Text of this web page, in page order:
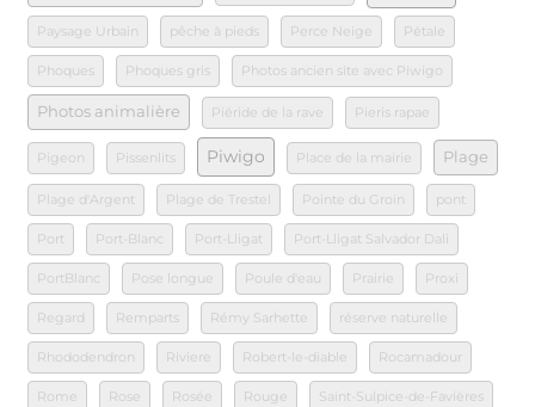
Paysage Urbain pêche à pieds Perce Neige Pétale
Phoques Phoques gris Photos ancien site avec Piwigo
Photos animalière Piéride de la rave Pieris rapae
Pigeon Pissenlits Piwigo Place de la mairie Plage
Plage d'Argent Plage de Trestel Pointe du Groin pont
Port Port-Blanc Port-Lligat Port-Lligat Salvador Dali
PortBlanc Pose longue Poule d'eau Prairie Proxi
Regard Remparts Rémy Sarhette réserve naturelle
Rhododendron Riviere Robert-le-diable Rocamadour
Rome Rose Rosée Rouge Saint-Sulpice-de-Favières